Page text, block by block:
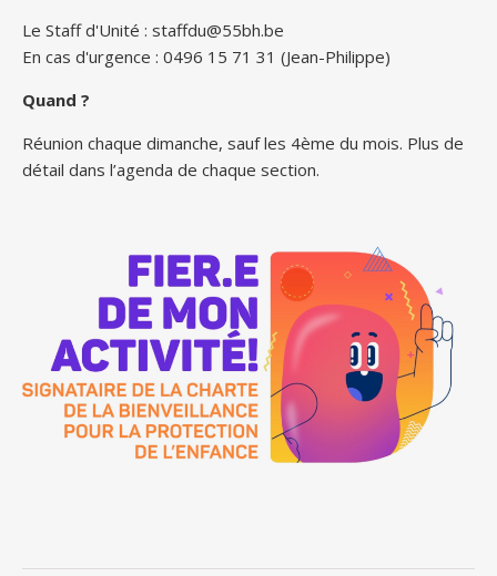
Le Staff d'Unité : staffdu@55bh.be
En cas d'urgence : 0496 15 71 31 (Jean-Philippe)
Quand ?
Réunion chaque dimanche, sauf les 4ème du mois. Plus de
détail dans l’agenda de chaque section.